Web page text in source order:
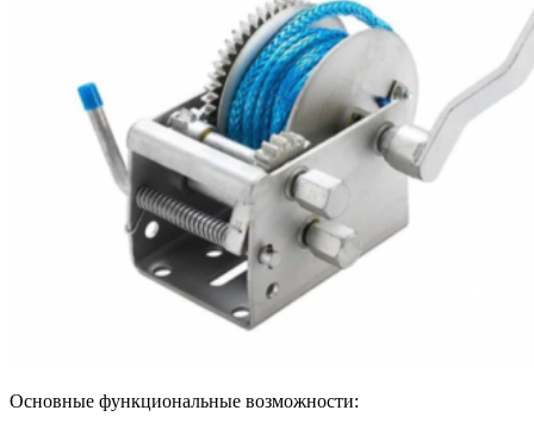
Основные функциональные возможности: